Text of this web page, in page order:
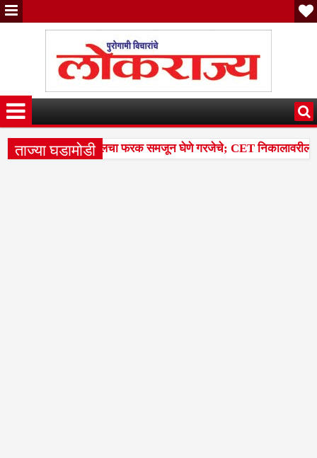
ताज्या घडामोडी
टक्केवारी आणि पर्सेंटाइलचा फरक समजून घेणे गरजेचे; CET निकालावरील